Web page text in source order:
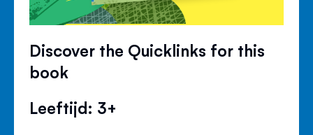
Discover the Quicklinks for this
book
Leeftijd: 3+